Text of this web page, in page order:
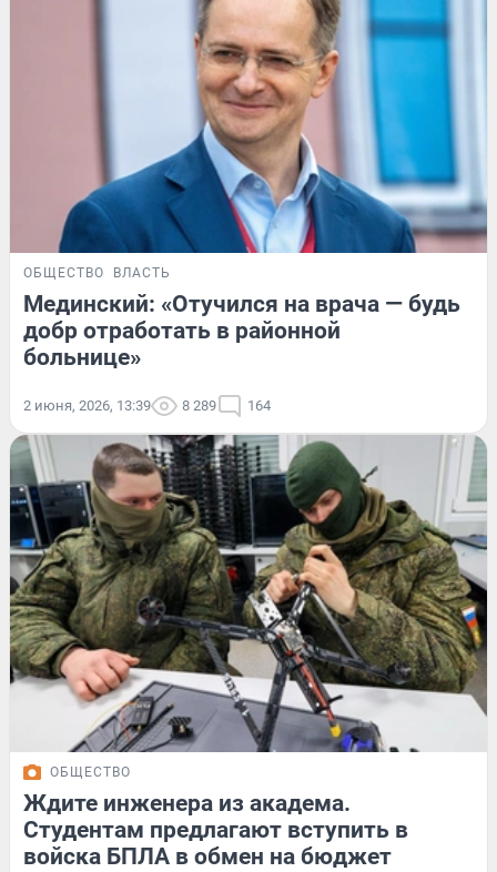
ОБЩЕСТВО ВЛАСТЬ
Мединский: «Отучился на врача — будь
добр отработать в районной
больнице»
2 июня, 2026, 13:39 8 289 164
ОБЩЕСТВО
Ждите инженера из академа.
Студентам предлагают вступить в
войска БПЛА в обмен на бюджет